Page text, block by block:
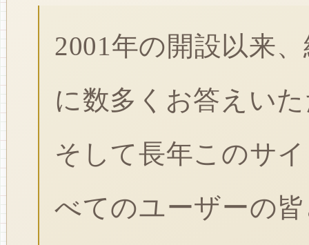
2001年の開設以来
に数多くお答えい
そして長年このサ
べてのユーザーの